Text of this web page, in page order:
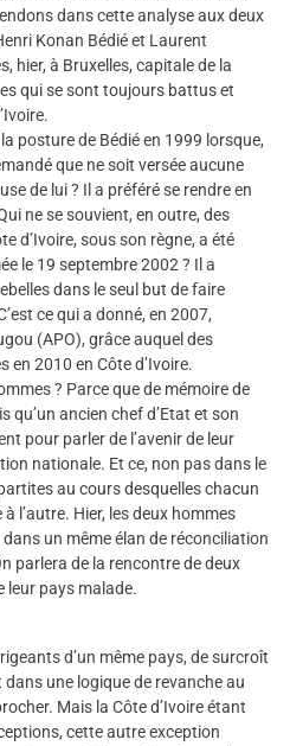
dans cette analyse aux deux
Konan Bédié et Laurent
hier, à Bruxelles, capitale de la
qui se sont toujours battus et
posture de Bédié en 1999 lorsque,
que ne soit versée aucune
de lui ? Il a préféré se rendre en
ne se souvient, en outre, des
d’Ivoire, sous son règne, a été
le 19 septembre 2002 ? Il a
dans le seul but de faire
ce qui a donné, en 2007,
(APO), grâce auquel des
en 2010 en Côte d’Ivoire.
? Parce que de mémoire de
qu’un ancien chef d’Etat et son
pour parler de l’avenir de leur
nationale. Et ce, non pas dans le
au cours desquelles chacun
l’autre. Hier, les deux hommes
un même élan de réconciliation
parlera de la rencontre de deux
leur pays malade.
d’un même pays, de surcroît
une logique de revanche au
Mais la Côte d’Ivoire étant
cette autre exception